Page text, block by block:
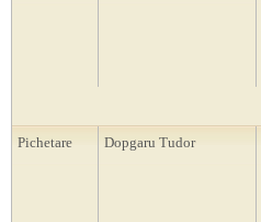
Pichetare Dopgaru Tudor